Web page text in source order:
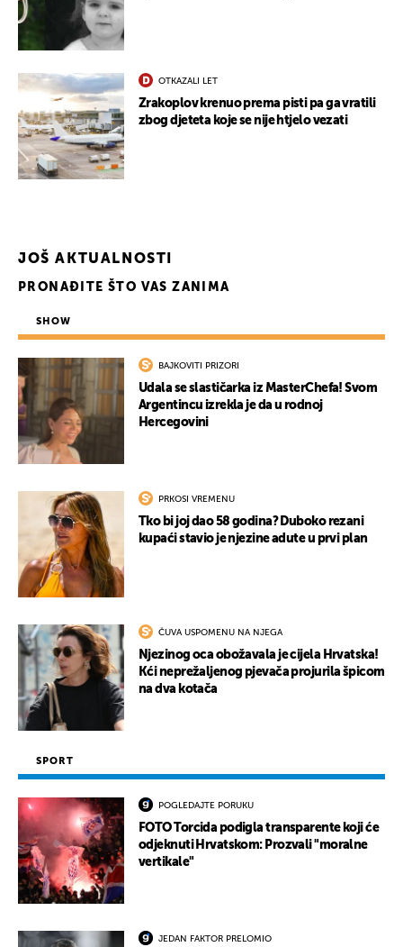
OTKAZALI LET
Zrakoplov krenuo prema pisti pa ga vratili
zbog djeteta koje se nije htjelo vezati
JOŠ AKTUALNOSTI
PRONAĐITE ŠTO VAS ZANIMA
SHOW
BAJKOVITI PRIZORI
Udala se slastičarka iz MasterChefa! Svom
Argentincu izrekla je da u rodnoj
Hercegovini
PRKOSI VREMENU
Tko bi joj dao 58 godina? Duboko rezani
kupaći stavio je njezine adute u prvi plan
ČUVA USPOMENU NA NJEGA
Njezinog oca obožavala je cijela Hrvatska!
Kći neprežaljenog pjevača projurila špicom
na dva kotača
SPORT
POGLEDAJTE PORUKU
FOTO Torcida podigla transparente koji će
odjeknuti Hrvatskom: Prozvali "moralne
vertikale"
JEDAN FAKTOR PRELOMIO